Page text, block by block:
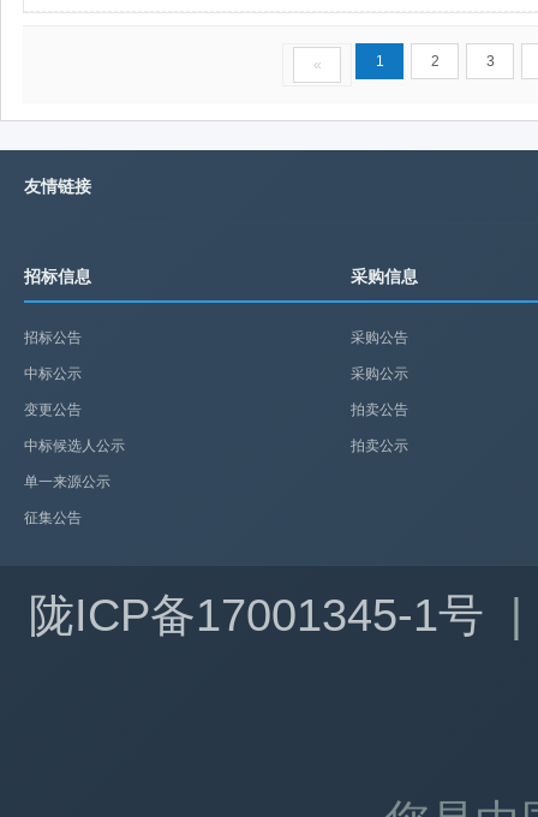
« 1 2 3
友情链接
招标信息
招标公告
中标公示
变更公告
中标候选人公示
单一来源公示
征集公告
采购信息
采购公告
采购公示
拍卖公告
拍卖公示
陇ICP备17001345-1号